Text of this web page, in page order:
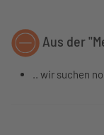
Aus der
.. wir suchen